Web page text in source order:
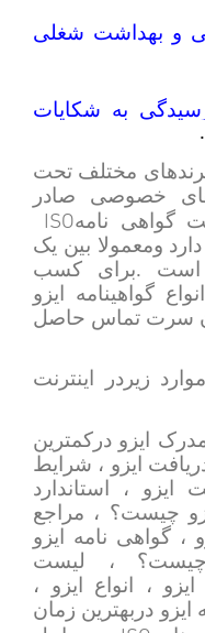
و بهداشت شغلی
به شکایات
برندهای مختلف تحت
خصوصی صادر
گواهی نامهISO
ومعمولا بین یک
است .برای کسب
گواهینامه ایزو
سرت تماس حاصل
زیردر اینترنت
ایزو درکمترین
ایزو ، شرایط
ایزو ، استاندارد
چیست؟ ، مراجع
، گواهی نامه ایزو
چیست؟ ، لیست
ایزو ، انواع ایزو ،
دربهترین زمان